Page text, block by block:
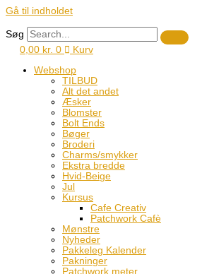
Gå til indholdet
Søg
0,00 kr. 0
Kurv
Webshop
TILBUD
Alt det andet
Æsker
Blomster
Bolt Ends
Bøger
Broderi
Charms/smykker
Ekstra bredde
Hvid-Beige
Jul
Kursus
Cafe Creativ
Patchwork Cafè
Mønstre
Nyheder
Pakkeleg Kalender
Pakninger
Patchwork meter